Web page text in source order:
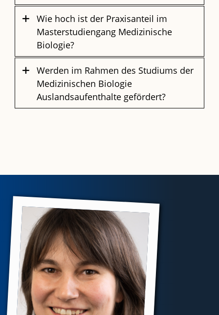
Wie hoch ist der Praxisanteil im
Masterstudiengang Medizinische
Biologie?
Werden im Rahmen des Studiums der
Medizinischen Biologie
Auslandsaufenthalte gefördert?